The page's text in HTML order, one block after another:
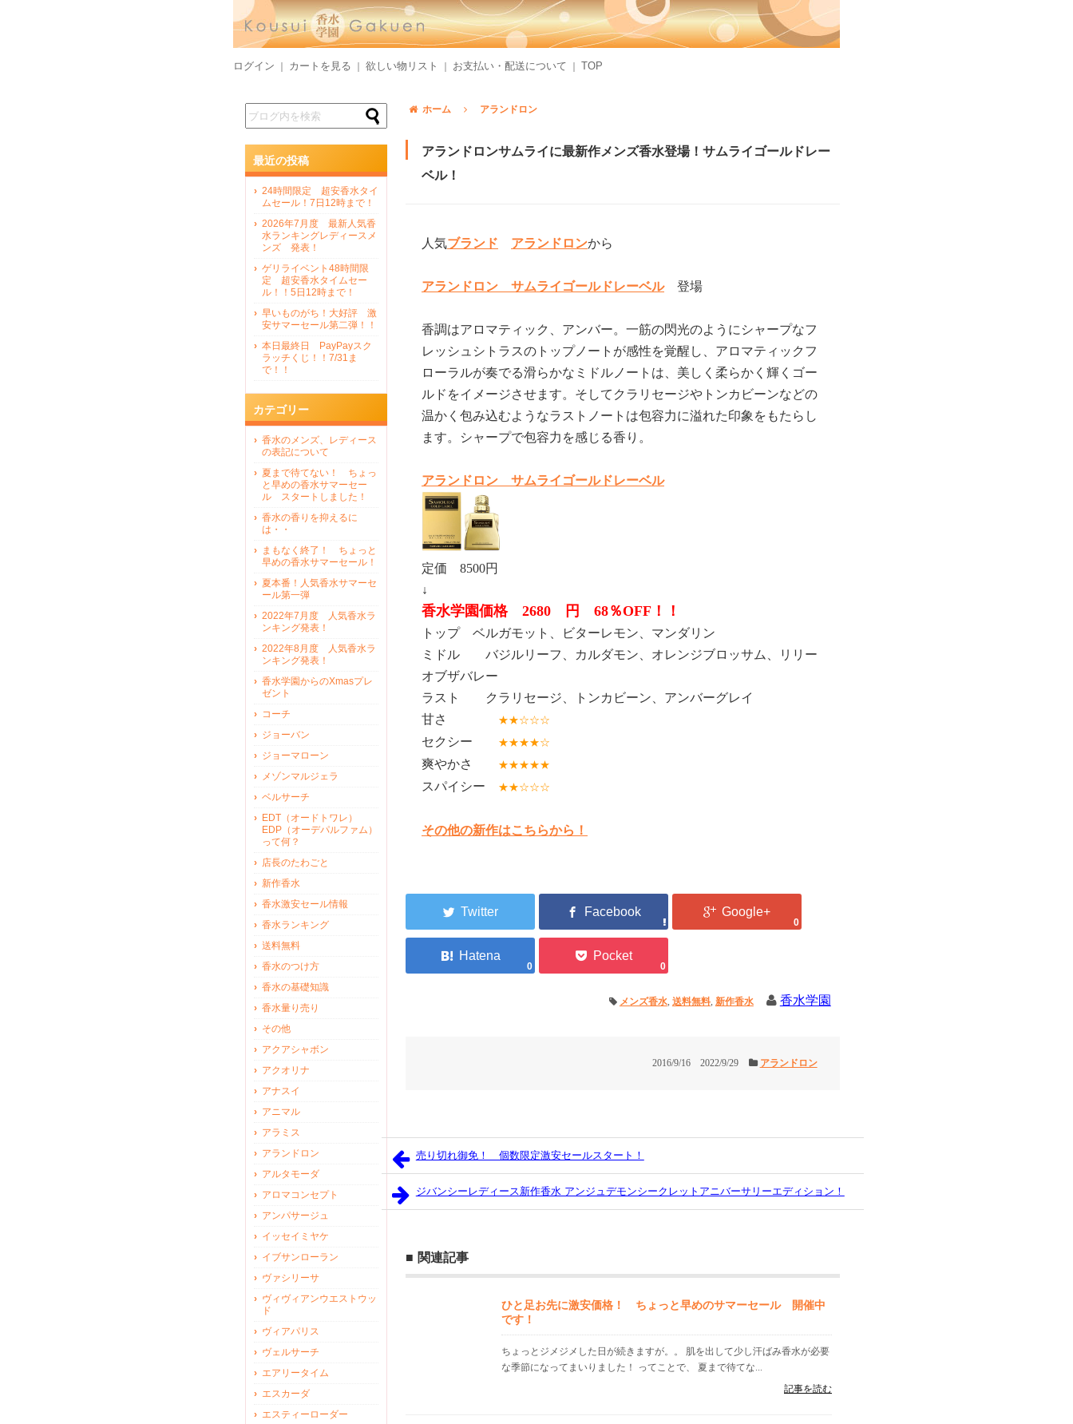
ログイン カートを見る 欲しい物リスト お支払い・配送について TOP
ホーム アランドロン
アランドロンサムライに最新作メンズ香水登場！サムライゴールドレー
ベル！
人気ブランド アランドロンから
アランドロン サムライゴールドレーベル登場
香調はアロマティック、アンバー。一筋の閃光のようにシャープなフ
レッシュシトラスのトップノートが感性を覚醒し、アロマティックフ
ローラルが奏でる滑らかなミドルノートは、美しく柔らかく輝くゴー
ルドをイメージさせます。そしてクラリセージやトンカビーンなどの
温かく包み込むようなラストノートは包容力に溢れた印象をもたらし
ます。シャープで包容力を感じる香り。
アランドロン サムライゴールドレーベル
定価 8500円
↓
香水学園価格 2680 円 68％OFF！！
トップ ベルガモット、ビターレモン、マンダリン
ミドル バジルリーフ、カルダモン、オレンジブロッサム、リリー
オブザバレー
ラスト クラリセージ、トンカビーン、アンバーグレイ
甘さ
★★☆☆☆
セクシー ★★★★☆
爽やかさ ★★★★★
スパイシー ★★☆☆☆
その他の新作はこちらから！
0
0 0
メンズ香水, 送料無料, 新作香水 香水学園
2016/9/16 2022/9/29 アランドロン
売り切れ御免！ 個数限定激安セールスタート！
ジバンシーレディース新作香水 アンジュデモンシークレットアニバーサリーエディション！
関連記事
ひと足お先に激安価格！ ちょっと早めのサマーセール 開催中
です！
ちょっとジメジメした日が続きますが。。 肌を出して少し汗ばみ香水が必要
な季節になってまいりました！ ってことで、 夏まで待てな...
記事を読む
最近の投稿
24時間限定 超安香水タイ
ムセール！7日12時まで！
2026年7月度 最新人気香
水ランキングレディースメ
ンズ 発表！
ゲリライベント48時間限
定 超安香水タイムセー
ル！！5日12時まで！
早いものがち！大好評 激
安サマーセール第二弾！！
本日最終日 PayPayスク
ラッチくじ！！7/31ま
で！！
カテゴリー
香水のメンズ、レディース
の表記について
夏まで待てない！ ちょっ
と早めの香水サマーセー
ル スタートしました！
香水の香りを抑えるに
は・・
まもなく終了！ ちょっと
早めの香水サマーセール！
夏本番！人気香水サマーセ
ール第一弾
2022年7月度 人気香水ラ
ンキング発表！
2022年8月度 人気香水ラ
ンキング発表！
香水学園からのXmasプレ
ゼント
コーチ
ジョーバン
ジョーマローン
メゾンマルジェラ
ベルサーチ
EDT（オードトワレ）
EDP（オーデパルファム）
って何？
店長のたわごと
新作香水
香水激安セール情報
香水ランキング
送料無料
香水のつけ方
香水の基礎知識
香水量り売り
その他
アクアシャボン
アクオリナ
アナスイ
アニマル
アラミス
アランドロン
アルタモーダ
アロマコンセプト
アンパサージュ
イッセイミヤケ
イブサンローラン
ヴァシリーサ
ヴィヴィアンウエストウッ
ド
ヴィアパリス
ヴェルサーチ
エアリータイム
エスカーダ
エスティーローダー